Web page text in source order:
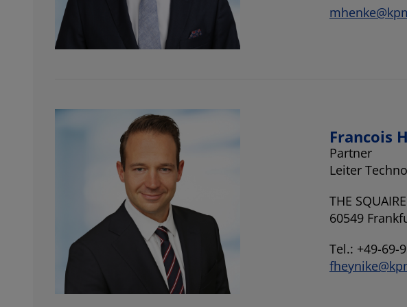
Francois
Partner
Leiter
THE
60549
Tel.: +49-69-